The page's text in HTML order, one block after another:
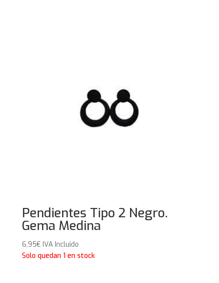
Pendientes Tipo 2 Negro.
Gema Medina
6,95€ IVA Incluido
Solo quedan 1 en stock